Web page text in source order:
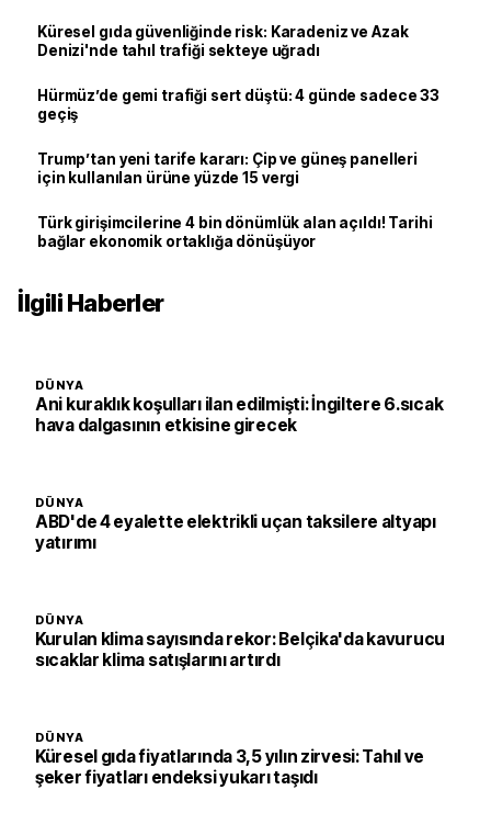
Küresel gıda güvenliğinde risk: Karadeniz ve Azak
Denizi'nde tahıl trafiği sekteye uğradı
Hürmüz’de gemi trafiği sert düştü: 4 günde sadece 33
geçiş
Trump’tan yeni tarife kararı: Çip ve güneş panelleri
için kullanılan ürüne yüzde 15 vergi
Türk girişimcilerine 4 bin dönümlük alan açıldı! Tarihi
bağlar ekonomik ortaklığa dönüşüyor
İlgili Haberler
DÜNYA
Ani kuraklık koşulları ilan edilmişti: İngiltere 6.sıcak
hava dalgasının etkisine girecek
DÜNYA
ABD'de 4 eyalette elektrikli uçan taksilere altyapı
yatırımı
DÜNYA
Kurulan klima sayısında rekor: Belçika'da kavurucu
sıcaklar klima satışlarını artırdı
DÜNYA
Küresel gıda fiyatlarında 3,5 yılın zirvesi: Tahıl ve
şeker fiyatları endeksi yukarı taşıdı